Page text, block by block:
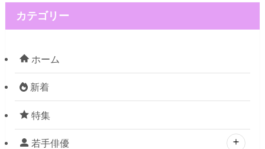
カテゴリー
ホーム
新着
特集
若手俳優